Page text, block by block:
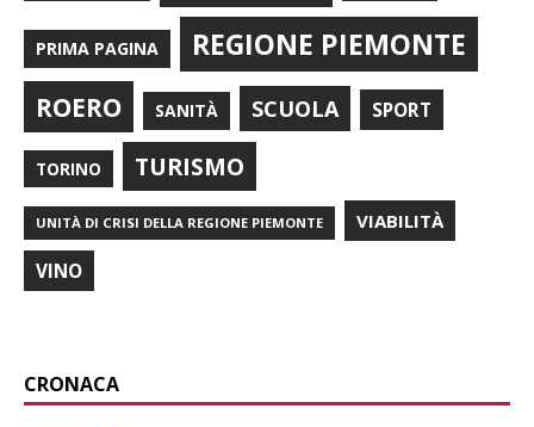
PRIMA PAGINA REGIONE PIEMONTE
ROERO SANITÀ SCUOLA SPORT
TORINO TURISMO
UNITÀ DI CRISI DELLA REGIONE PIEMONTE VIABILITÀ
VINO
CRONACA